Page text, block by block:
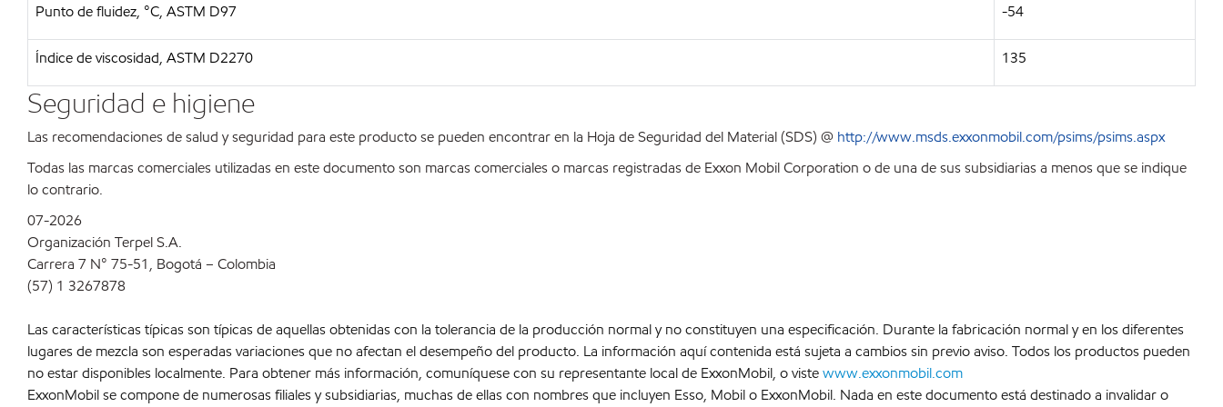
Punto de fluidez, °C, ASTM D97 -54
Índice de viscosidad, ASTM D2270 135
Seguridad e higiene
Las recomendaciones de salud y seguridad para este producto se pueden encontrar en la Hoja de Seguridad del Material (SDS) @ http://www.msds.exxonmobil.com/psims/psims.aspx
Todas las marcas comerciales utilizadas en este documento son marcas comerciales o marcas registradas de Exxon Mobil Corporation o de una de sus subsidiarias a menos que se indique
lo contrario.
07-2026
Organización Terpel S.A.
Carrera 7 N° 75-51, Bogotá – Colombia
(57) 1 3267878
Las características típicas son típicas de aquellas obtenidas con la tolerancia de la producción normal y no constituyen una especificación. Durante la fabricación normal y en los diferentes
lugares de mezcla son esperadas variaciones que no afectan el desempeño del producto. La información aquí contenida está sujeta a cambios sin previo aviso. Todos los productos pueden
no estar disponibles localmente. Para obtener más información, comuníquese con su representante local de ExxonMobil, o vistewww.exxonmobil.com
ExxonMobil se compone de numerosas filiales y subsidiarias, muchas de ellas con nombres que incluyen Esso, Mobil o ExxonMobil. Nada en este documento está destinado a invalidar o